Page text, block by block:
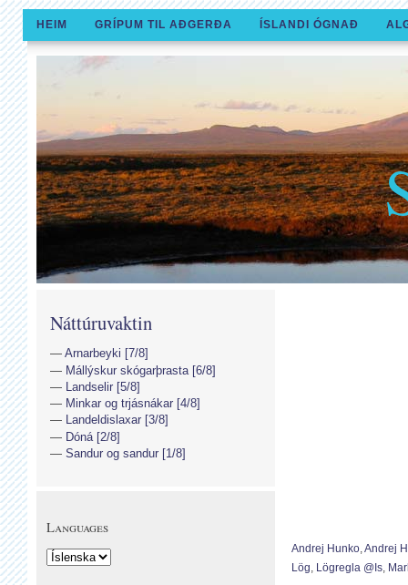
HEIM GRÍPUM TIL AÐGERÐA ÍSLANDI ÓGNAÐ
Andrej Hunko,Andrej
Lög, Lögregla @is,
Náttúruvaktin
Arnarbeyki [7/8]
Mállýskur skógarþrasta [6/8]
Landselir [5/8]
Minkar og trjásnákar [4/8]
Landeldislaxar [3/8]
Dóná [2/8]
Sandur og sandur [1/8]
Languages